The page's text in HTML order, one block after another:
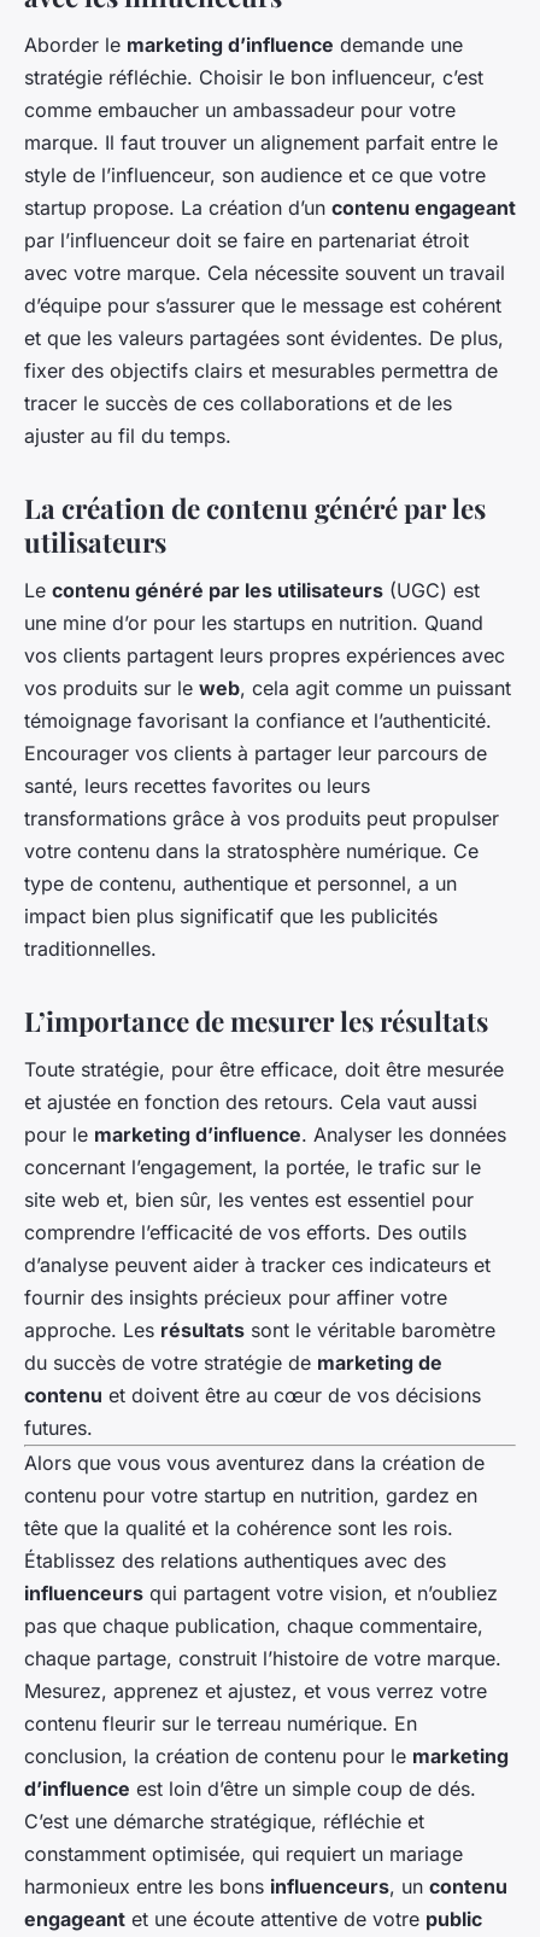
Aborder le marketing d’influence demande une
stratégie réfléchie. Choisir le bon influenceur, c’est
comme embaucher un ambassadeur pour votre
marque. Il faut trouver un alignement parfait entre le
style de l’influenceur, son audience et ce que votre
startup propose. La création d’un contenu engageant
par l’influenceur doit se faire en partenariat étroit
avec votre marque. Cela nécessite souvent un travail
d’équipe pour s’assurer que le message est cohérent
et que les valeurs partagées sont évidentes. De plus,
fixer des objectifs clairs et mesurables permettra de
tracer le succès de ces collaborations et de les
ajuster au fil du temps.
La création de contenu généré par les
utilisateurs
Le contenu généré par les utilisateurs (UGC) est
une mine d’or pour les startups en nutrition. Quand
vos clients partagent leurs propres expériences avec
vos produits sur le web, cela agit comme un puissant
témoignage favorisant la confiance et l’authenticité.
Encourager vos clients à partager leur parcours de
santé, leurs recettes favorites ou leurs
transformations grâce à vos produits peut propulser
votre contenu dans la stratosphère numérique. Ce
type de contenu, authentique et personnel, a un
impact bien plus significatif que les publicités
traditionnelles.
L’importance de mesurer les résultats
Toute stratégie, pour être efficace, doit être mesurée
et ajustée en fonction des retours. Cela vaut aussi
pour le marketing d’influence. Analyser les données
concernant l’engagement, la portée, le trafic sur le
site web et, bien sûr, les ventes est essentiel pour
comprendre l’efficacité de vos efforts. Des outils
d’analyse peuvent aider à tracker ces indicateurs et
fournir des insights précieux pour affiner votre
approche. Les résultats sont le véritable baromètre
du succès de votre stratégie de marketing de
contenu et doivent être au cœur de vos décisions
futures.
Alors que vous vous aventurez dans la création de
contenu pour votre startup en nutrition, gardez en
tête que la qualité et la cohérence sont les rois.
Établissez des relations authentiques avec des
influenceurs qui partagent votre vision, et n’oubliez
pas que chaque publication, chaque commentaire,
chaque partage, construit l’histoire de votre marque.
Mesurez, apprenez et ajustez, et vous verrez votre
contenu fleurir sur le terreau numérique. En
conclusion, la création de contenu pour le marketing
d’influence est loin d’être un simple coup de dés.
C’est une démarche stratégique, réfléchie et
constamment optimisée, qui requiert un mariage
harmonieux entre les bons influenceurs, un contenu
engageant et une écoute attentive de votre public